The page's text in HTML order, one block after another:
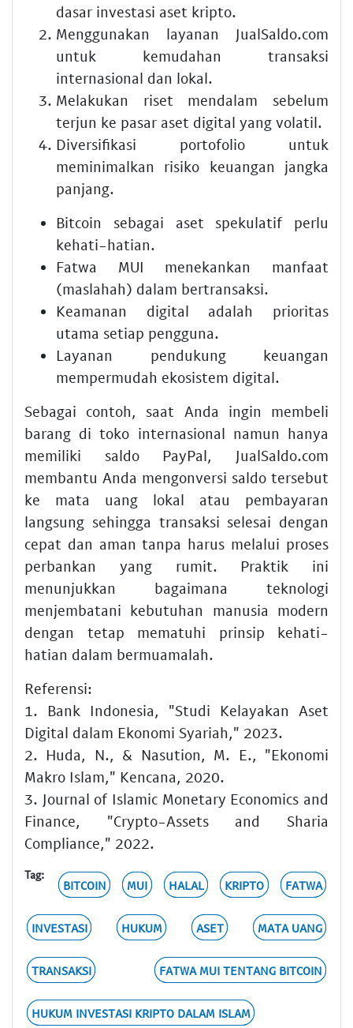
dasar investasi aset kripto.
Menggunakan layanan JualSaldo.com
untuk kemudahan transaksi
internasional dan lokal.
Melakukan riset mendalam sebelum
terjun ke pasar aset digital yang volatil.
Diversifikasi portofolio untuk
meminimalkan risiko keuangan jangka
panjang.
Bitcoin sebagai aset spekulatif perlu
kehati-hatian.
Fatwa MUI menekankan manfaat
(maslahah) dalam bertransaksi.
Keamanan digital adalah prioritas
utama setiap pengguna.
Layanan pendukung keuangan
mempermudah ekosistem digital.
Sebagai contoh, saat Anda ingin membeli
barang di toko internasional namun hanya
memiliki saldo PayPal, JualSaldo.com
membantu Anda mengonversi saldo tersebut
ke mata uang lokal atau pembayaran
langsung sehingga transaksi selesai dengan
cepat dan aman tanpa harus melalui proses
perbankan yang rumit. Praktik ini
menunjukkan bagaimana teknologi
menjembatani kebutuhan manusia modern
dengan tetap mematuhi prinsip kehati-
hatian dalam bermuamalah.
Referensi:
1. Bank Indonesia, "Studi Kelayakan Aset
Digital dalam Ekonomi Syariah," 2023.
2. Huda, N., & Nasution, M. E., "Ekonomi
Makro Islam," Kencana, 2020.
3. Journal of Islamic Monetary Economics and
Finance, "Crypto-Assets and Sharia
Compliance," 2022.
Tag:
BITCOIN MUI HALAL KRIPTO FATWA
INVESTASI HUKUM ASET MATA UANG
TRANSAKSI FATWA MUI TENTANG BITCOIN
HUKUM INVESTASI KRIPTO DALAM ISLAM